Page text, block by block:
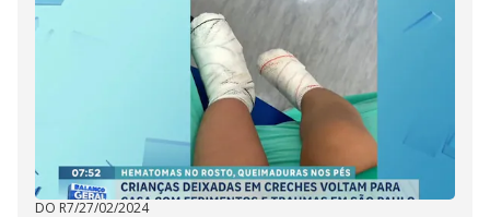
DO R7/27/02/2024